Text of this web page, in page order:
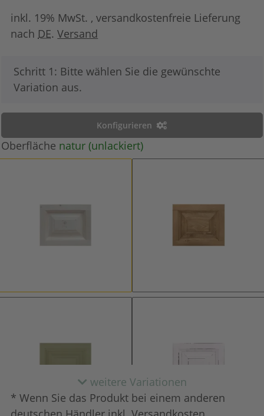
inkl. 19% MwSt. , versandkostenfreie Lieferung
nach DE.Versand
x
Schritt 1: Bitte wählen Sie die gewünschte
Variation aus.
Konfigurieren
Oberfläche natur (unlackiert)
natur (unlackiert) gewachst
weitere Variationen
* Wenn Sie das Produkt bei einem anderen